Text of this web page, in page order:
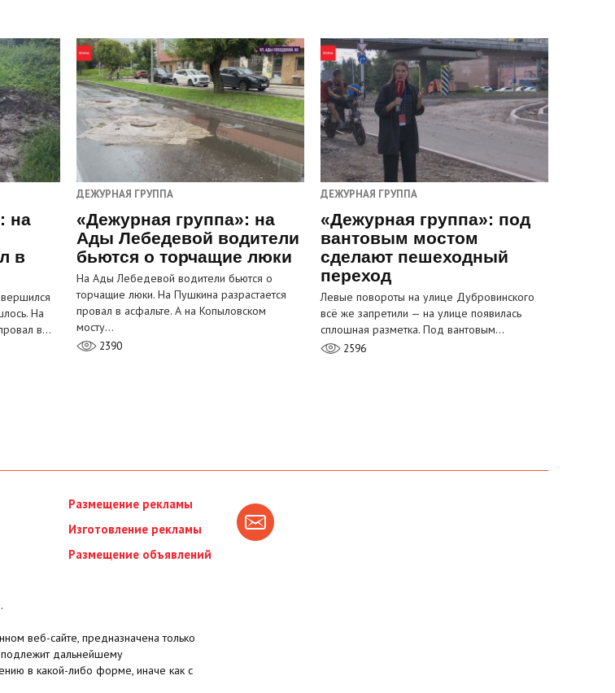
на
в
На
в…
ДЕЖУРНАЯ ГРУППА
«Дежурная группа»: на
Ады Лебедевой водители
бьются о торчащие люки
На Ады Лебедевой водители бьются о
торчащие люки. На Пушкина разрастается
провал в асфальте. А на Копыловском
мосту…
2390
ДЕЖУРНАЯ ГРУППА
«Дежурная группа»: под
вантовым мостом
сделают пешеходный
переход
Левые повороты на улице Дубровинского
всё же запретили — на улице появилась
сплошная разметка. Под вантовым…
2596
Размещение рекламы
Изготовление рекламы
Размещение объявлений
веб-сайте, предназначена только
подлежит дальнейшему
в какой-либо форме, иначе как с